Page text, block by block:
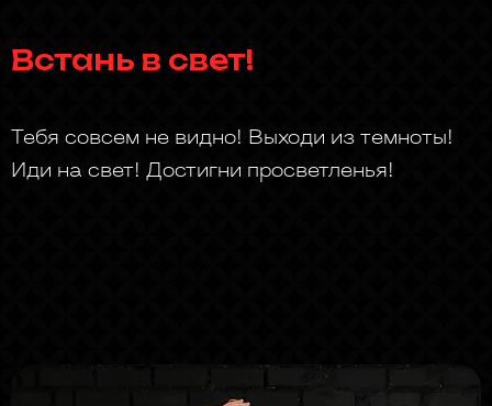
Встань в свет!
Тебя совсем не видно! Выходи из темноты!
Иди на свет! Достигни просветленья!